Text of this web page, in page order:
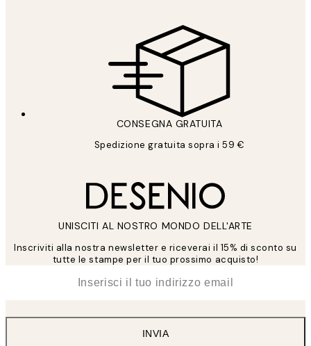
CONSEGNA GRATUITA
Spedizione gratuita sopra i 59 €
UNISCITI AL NOSTRO MONDO DELL'ARTE
Inscriviti alla nostra newsletter e riceverai il 15% di sconto su
tutte le stampe per il tuo prossimo acquisto!
INVIA